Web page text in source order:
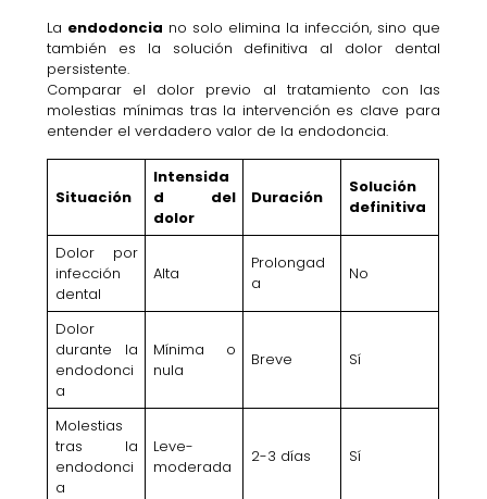
La endodoncia no solo elimina la infección, sino que
también es la solución definitiva al dolor dental
persistente.
Comparar el dolor previo al tratamiento con las
molestias mínimas tras la intervención es clave para
entender el verdadero valor de la endodoncia.
Situación
Intensida
d del
dolor
Duración
Solución
definitiva
Dolor por
infección
dental
Alta
Prolongad
a
No
Dolor
durante la
endodonci
a
Mínima o
nula
Breve Sí
Molestias
tras la
endodonci
a
Leve-
moderada
2-3 días Sí